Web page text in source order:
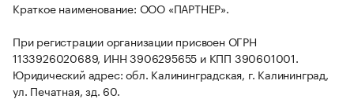
Краткое наименование: ООО «ПАРТНЕР».
При регистрации организации присвоен ОГРН
1133926020689, ИНН 3906295655 и КПП 390601001.
Юридический адрес: обл. Калининградская, г. Калининград,
ул. Печатная, зд. 60.